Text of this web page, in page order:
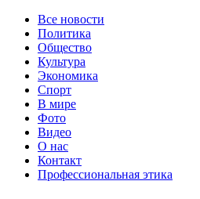
Все новости
Политика
Общество
Культура
Экономика
Спорт
В мире
Фото
Видео
О нас
Контакт
Профессиональная этика